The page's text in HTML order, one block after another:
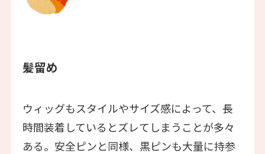
髪留め
ウィッグもスタイルやサイズ感によって、長
時間装着しているとズレてしまうことが多々
ある。安全ピンと同様、黒ピンも大量に持参